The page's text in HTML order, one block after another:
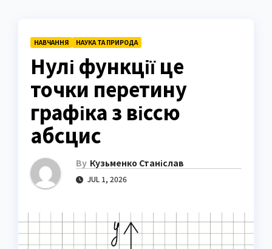
НАВЧАННЯ НАУКА ТА ПРИРОДА
Нулі функції це
точки перетину
графіка з віссю
абсцис
By Кузьменко Станіслав
JUL 1, 2026